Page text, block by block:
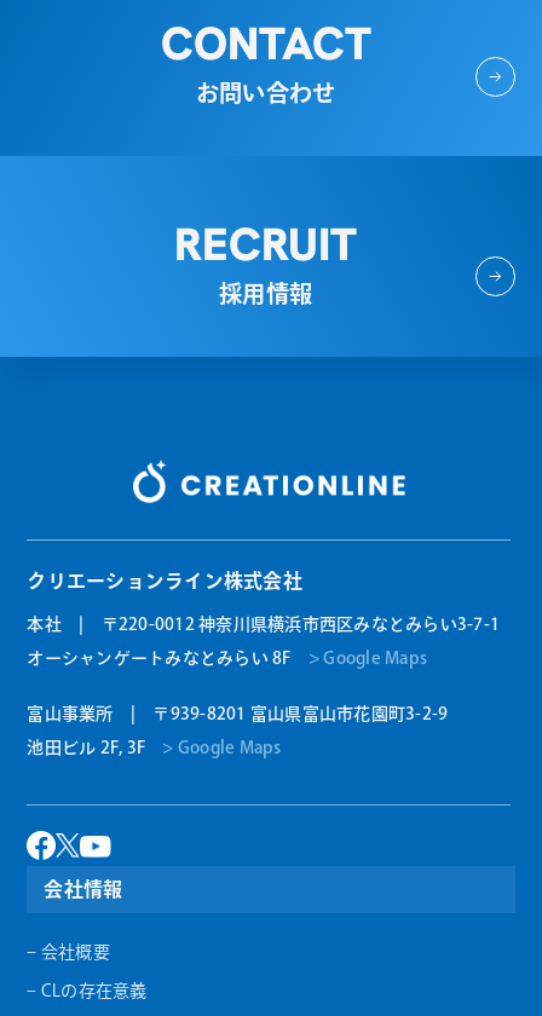
CONTACT
お問い合わせ
RECRUIT
採用情報
クリエーションライン株式会社
本社 | 〒220-0012 神奈川県横浜市西区みなとみらい3-7-1
オーシャンゲートみなとみらい 8F > Google Maps
富山事業所 | 〒939-8201 富山県富山市花園町3-2-9
池田ビル 2F, 3F > Google Maps
会社情報
– 会社概要
– CLの存在意義